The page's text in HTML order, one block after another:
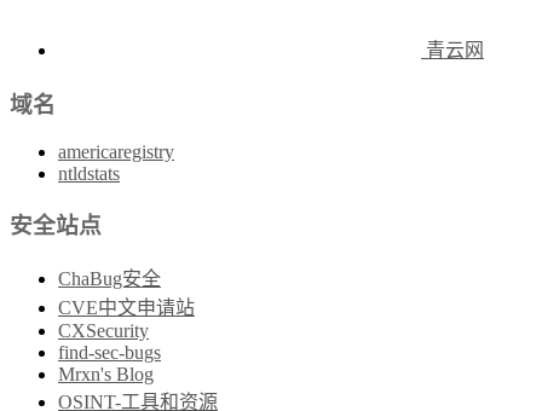
青云网
域名
americaregistry
ntldstats
安全站点
ChaBug安全
CVE中文申请站
CXSecurity
find-sec-bugs
Mrxn's Blog
OSINT-工具和资源